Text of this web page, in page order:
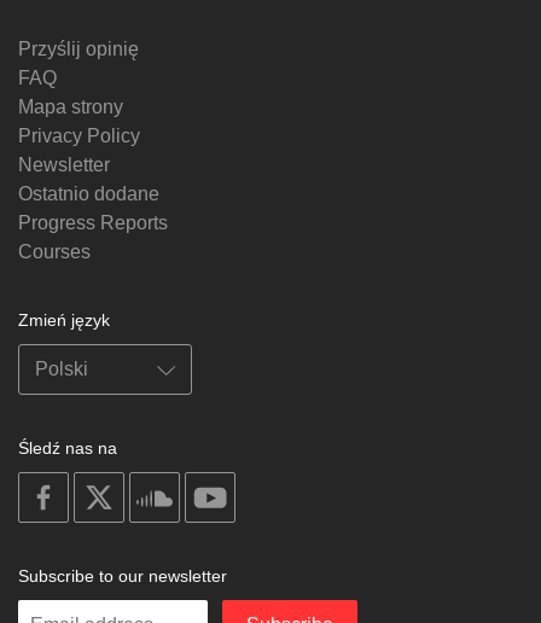
Przyślij opinię
FAQ
Mapa strony
Privacy Policy
Newsletter
Ostatnio dodane
Progress Reports
Courses
Zmień język
Śledź nas na
on
facebook
soundcloud
Subscribe to our newsletter
Enter